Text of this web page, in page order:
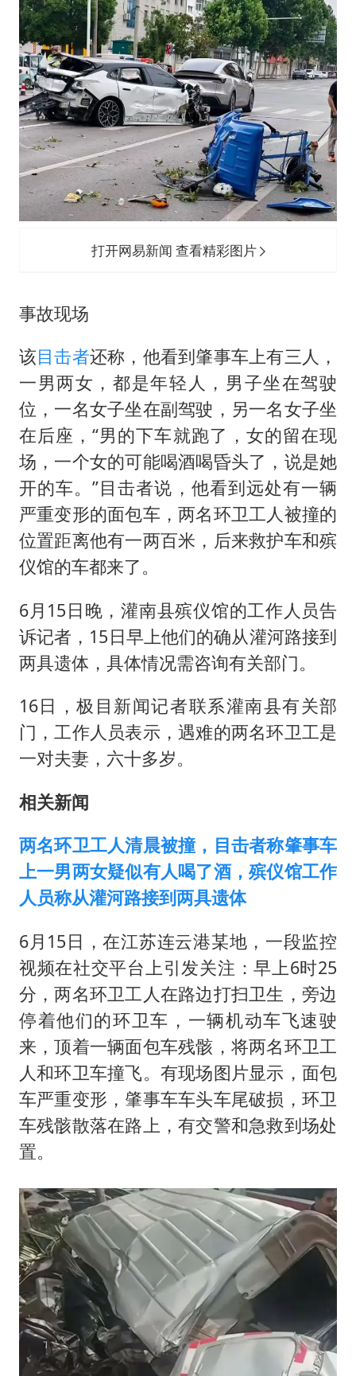
打开网易新闻 查看精彩图片
事故现场
该目击者还称，他看到肇事车上有三人，
一男两女，都是年轻人，男子坐在驾驶
位，一名女子坐在副驾驶，另一名女子坐
在后座，“男的下车就跑了，女的留在现
场，一个女的可能喝酒喝昏头了，说是她
开的车。”目击者说，他看到远处有一辆
严重变形的面包车，两名环卫工人被撞的
位置距离他有一两百米，后来救护车和殡
仪馆的车都来了。
6月15日晚，灌南县殡仪馆的工作人员告
诉记者，15日早上他们的确从灌河路接到
两具遗体，具体情况需咨询有关部门。
16日，极目新闻记者联系灌南县有关部
门，工作人员表示，遇难的两名环卫工是
一对夫妻，六十多岁。
相关新闻
两名环卫工人清晨被撞，目击者称肇事车
上一男两女疑似有人喝了酒，殡仪馆工作
人员称从灌河路接到两具遗体
6月15日，在江苏连云港某地，一段监控
视频在社交平台上引发关注：早上6时25
分，两名环卫工人在路边打扫卫生，旁边
停着他们的环卫车，一辆机动车飞速驶
来，顶着一辆面包车残骸，将两名环卫工
人和环卫车撞飞。有现场图片显示，面包
车严重变形，肇事车车头车尾破损，环卫
车残骸散落在路上，有交警和急救到场处
置。